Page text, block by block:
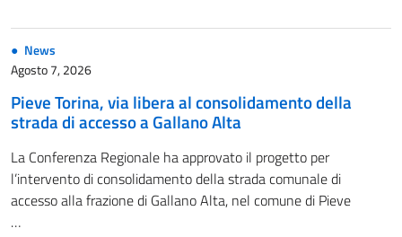
News
Agosto 7, 2026
Pieve Torina, via libera al consolidamento della
strada di accesso a Gallano Alta
La Conferenza Regionale ha approvato il progetto per
l’intervento di consolidamento della strada comunale di
accesso alla frazione di Gallano Alta, nel comune di Pieve
…